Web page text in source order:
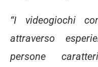
“I videogiochi
attraverso
persone